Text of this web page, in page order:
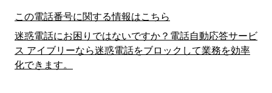
この電話番号に関する情報はこちら
迷惑電話にお困りではないですか？電話自動応答サービ
ス アイブリーなら迷惑電話をブロックして業務を効率
化できます。